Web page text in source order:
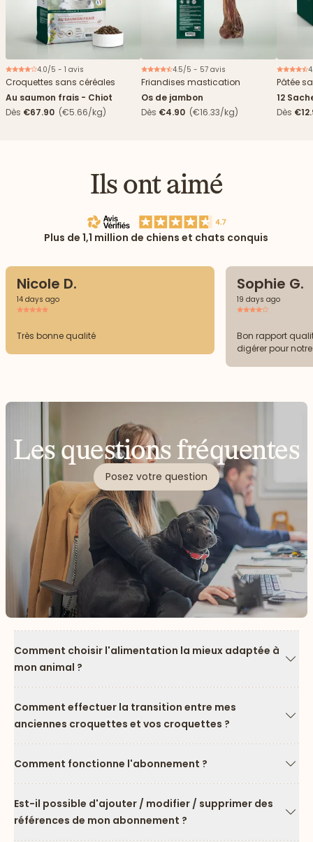
4.0/5 - 1 avis
Croquettes sans céréales
Au saumon frais - Chiot
Dès €67.90 (€5.66/kg)
4.5/5 - 57 avis
Friandises mastication
Os de jambon
Dès €4.90 (€16.33/kg)
Pâtée
12
Dès
Ils ont aimé
Plus de 1,1 million de chiens et chats conquis
Nicole D.
14 days ago
Très bonne qualité
Sophie G.
19 days ago
Bon rapport
digérer pour
Les questions fréquentes
Posez votre question
Comment choisir l'alimentation la mieux adaptée à
mon animal ?
Comment effectuer la transition entre mes
anciennes croquettes et vos croquettes ?
Comment fonctionne l'abonnement ?
Est-il possible d'ajouter / modifier / supprimer des
références de mon abonnement ?